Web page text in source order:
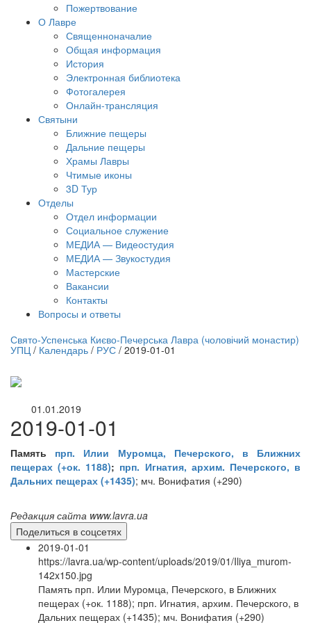
Пожертвование
О Лавре
Священноначалие
Общая информация
История
Электронная библиотека
Фотогалерея
Онлайн-трансляция
Святыни
Ближние пещеры
Дальние пещеры
Храмы Лавры
Чтимые иконы
3D Тур
Отделы
Отдел информации
Социальное служение
МЕДИА — Видеостудия
МЕДИА — Звукостудия
Мастерские
Вакансии
Контакты
Вопросы и ответы
трансляция | 12 сентября
Свято-Успенська Києво-Печерська Лавра (чоловічий монастир)
УПЦ / Календарь / РУС / 2019-01-01
01.01.2019
2019-01-01
Память прп. Илии Муромца, Печерского, в Ближних
пещерах (+ок. 1188); прп. Игнатия, архим. Печерского, в
Дальних пещерах (+1435); мч. Вонифатия (+290)
Редакция сайта www.lavra.ua
Поделиться в соцсетях
2019-01-01
https://lavra.ua/wp-content/uploads/2019/01/Iliya_murom-
142x150.jpg
Память прп. Илии Муромца, Печерского, в Ближних
пещерах (+ок. 1188); прп. Игнатия, архим. Печерского, в
Дальних пещерах (+1435); мч. Вонифатия (+290)